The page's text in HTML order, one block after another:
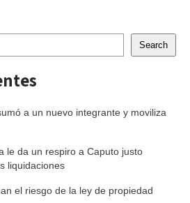
Search
a un nuevo integrante y moviliza
le da un respiro a Caputo justo
liquidaciones
el riesgo de la ley de propiedad